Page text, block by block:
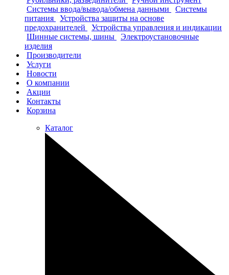
Системы ввода/вывода/обмена данными
Системы
питания
Устройства защиты на основе
предохранителей
Устройства управления и индикации
Шинные системы, шины
Электроустановочные
изделия
Производители
Услуги
Новости
О компании
Акции
Контакты
Корзина
Каталог